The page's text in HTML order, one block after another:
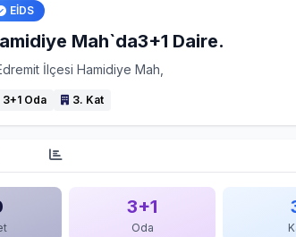
EİDS
Mah`da3+1 Daire.
İlçesi Hamidiye Mah,
3+1 Oda 3. Kat
3+1
Oda